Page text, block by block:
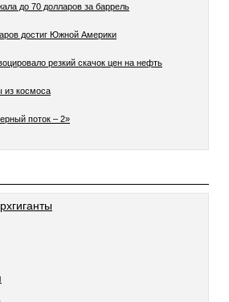
до 70 долларов за баррель
достиг Южной Америки
резкий скачок цен на нефть
из космоса
поток – 2»